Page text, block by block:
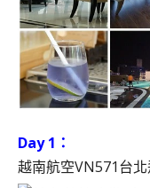
Day 1：
越南航空VN571台